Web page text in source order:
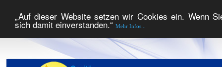
„Auf dieser Website setzen wir Cookies ein. Wenn
sich damit einverstanden.“ Mehr Infos...